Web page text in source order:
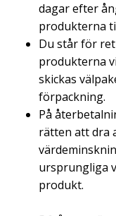
dagar efter
produkterna
Du står för
produkterna
skickas
förpackning.
På
rätten att dra
ursprungliga
produkt.